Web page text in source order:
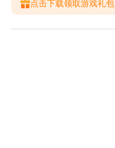
点击下载领取游戏礼包